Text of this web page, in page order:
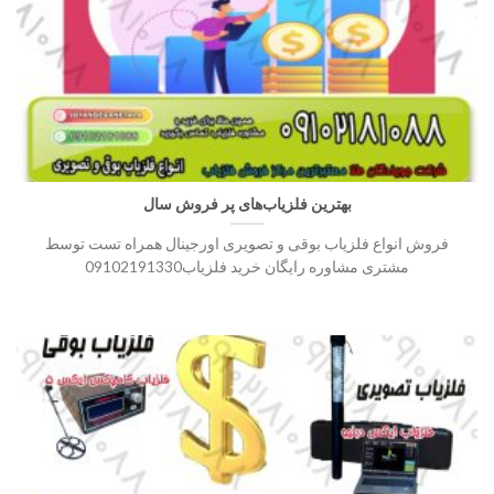
بهترین فلزیاب‌های پر فروش سال
فروش انواع فلزیاب بوقی و تصویری اورجینال همراه تست توسط
مشتری مشاوره رایگان خرید فلزیاب09102191330